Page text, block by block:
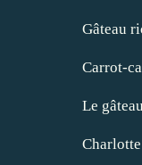
Gâteau
Carrot-
Le